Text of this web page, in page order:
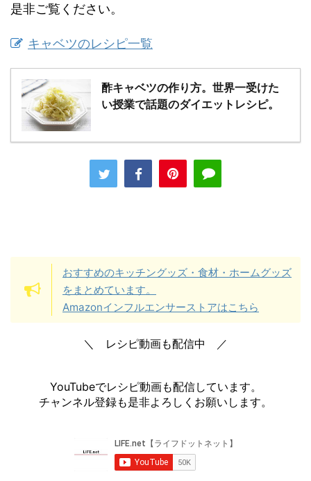
是非ご覧ください。
キャベツのレシピ一覧
酢キャベツの作り方。世界一受けた
い授業で話題のダイエットレシピ。
おすすめのキッチングッズ・食材・ホームグッズ
をまとめています。
Amazonインフルエンサーストアはこちら
＼ レシピ動画も配信中 ／
YouTubeでレシピ動画も配信しています。
チャンネル登録も是非よろしくお願いします。